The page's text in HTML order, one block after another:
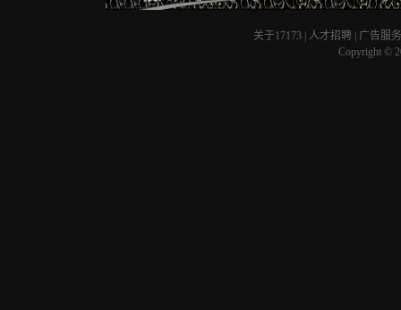
关于17173 人才招聘
广告服务
Copyright ©